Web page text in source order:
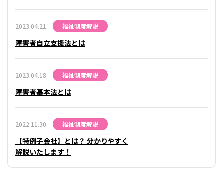
2023.04.21. 福祉制度解説
障害者自立支援法とは
2023.04.18. 福祉制度解説
障害者基本法とは
2022.11.30. 福祉制度解説
【特例子会社】とは？ 分かりやすく
解説いたします！